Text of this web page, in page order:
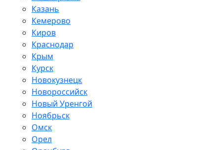
Казань
Кемерово
Киров
Краснодар
Крым
Курск
Новокузнецк
Новороссийск
Новый Уренгой
Ноябрьск
Омск
Орел